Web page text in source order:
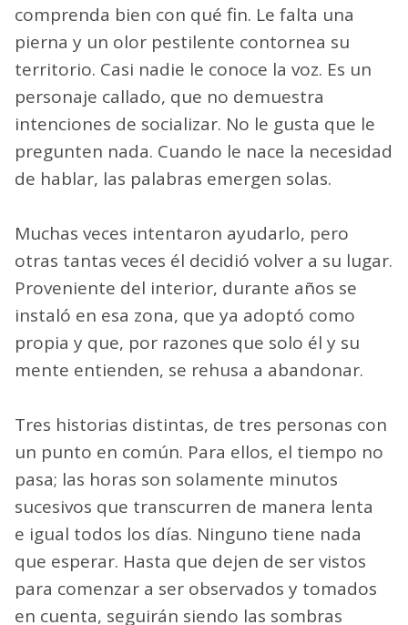
comprenda bien con qué fin. Le falta una
pierna y un olor pestilente contornea su
territorio. Casi nadie le conoce la voz. Es un
personaje callado, que no demuestra
intenciones de socializar. No le gusta que le
pregunten nada. Cuando le nace la necesidad
de hablar, las palabras emergen solas.
Muchas veces intentaron ayudarlo, pero
otras tantas veces él decidió volver a su lugar.
Proveniente del interior, durante años se
instaló en esa zona, que ya adoptó como
propia y que, por razones que solo él y su
mente entienden, se rehusa a abandonar.
Tres historias distintas, de tres personas con
un punto en común. Para ellos, el tiempo no
pasa; las horas son solamente minutos
sucesivos que transcurren de manera lenta
e igual todos los días. Ninguno tiene nada
que esperar. Hasta que dejen de ser vistos
para comenzar a ser observados y tomados
en cuenta, seguirán siendo las sombras